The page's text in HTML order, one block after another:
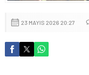
23 MAYIS 2026 20:27